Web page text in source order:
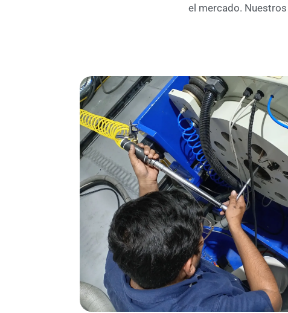
el mercado.